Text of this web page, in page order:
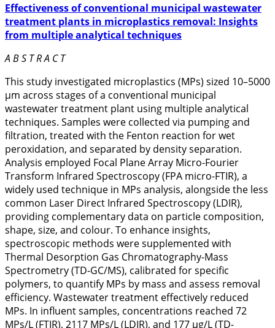
Effectiveness of conventional municipal wastewater
treatment plants in microplastics removal: Insights
from multiple analytical techniques
A B S T R A C T
This study investigated microplastics (MPs) sized 10–5000
µm across stages of a conventional municipal
wastewater treatment plant using multiple analytical
techniques. Samples were collected via pumping and
filtration, treated with the Fenton reaction for wet
peroxidation, and separated by density separation.
Analysis employed Focal Plane Array Micro-Fourier
Transform Infrared Spectroscopy (FPA micro-FTIR), a
widely used technique in MPs analysis, alongside the less
common Laser Direct Infrared Spectroscopy (LDIR),
providing complementary data on particle composition,
shape, size, and colour. To enhance insights,
spectroscopic methods were supplemented with
Thermal Desorption Gas Chromatography-Mass
Spectrometry (TD-GC/MS), calibrated for specific
polymers, to quantify MPs by mass and assess removal
efficiency. Wastewater treatment effectively reduced
MPs. In influent samples, concentrations reached 72
MPs/L (FTIR), 2117 MPs/L (LDIR), and 177 µg/L (TD-